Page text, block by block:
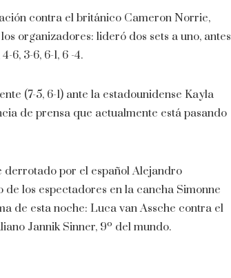
contra el británico Cameron Norrie,
organizadores: lideró dos sets a uno, antes
6, 3-6, 6-1, 6 -4.
(7-5, 6-1) ante la estadounidense Kayla
de prensa que actualmente está pasando
derrotado por el español Alejandro
los espectadores en la cancha Simonne
de esta noche: Luca van Assche contra el
Jannik Sinner, 9º del mundo.